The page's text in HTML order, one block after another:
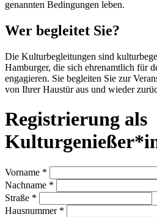
genannten Bedingungen leben.
Wer begleitet Sie?
Die Kulturbegleitungen sind
Hamburger, die sich ehrenamtlich für
engagieren. Sie begleiten Sie zur
von Ihrer Haustür aus und wieder
Registrierung als
Vorname *
Nachname *
Straße *
Hausnummer *